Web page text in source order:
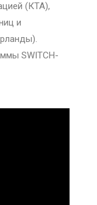
(КТА),
и
SWITCH-